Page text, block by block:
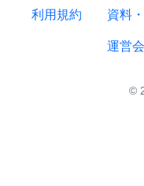
利用規約 資料
運営
©